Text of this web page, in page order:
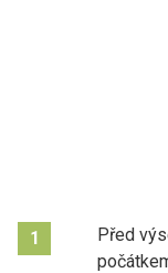
1
Před